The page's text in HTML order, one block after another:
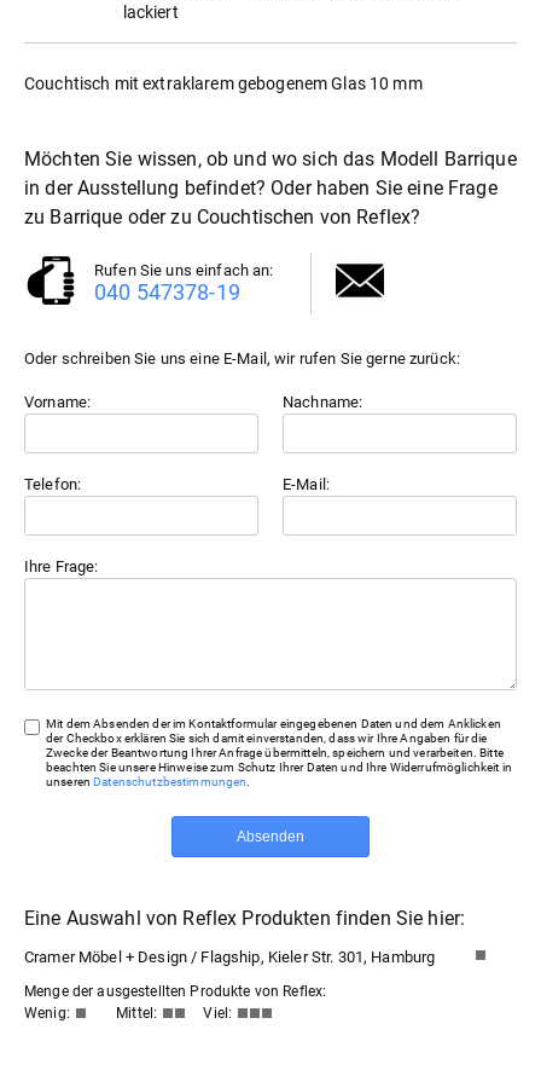
lackiert
Couchtisch mit extraklarem gebogenem Glas 10 mm
Möchten Sie wissen, ob und wo sich das Modell Barrique
in der Ausstellung befindet? Oder haben Sie eine Frage
zu Barrique oder zu Couchtische von Reflex?
Rufen Sie uns einfach an:
040 547378-19
Oder schreiben Sie uns eine E-Mail, wir rufen Sie gerne zurück:
Vorname: Nachname:
Telefon: E-Mail:
Ihre Frage:
Mit dem Absenden der im Kontaktformular eingegebenen Daten und dem Anklicken
der Checkbox erklären Sie sich damit einverstanden, dass wir Ihre Angaben für die
Zwecke der Beantwortung Ihrer Anfrage übermitteln, speichern und verarbeiten. Bitte
beachten Sie unsere Hinweise zum Schutz Ihrer Daten und Ihre Widerrufmöglichkeit in
unserenDatenschutzbestimmungen
Absenden
Eine Auswahl von Reflex Produkten finden Sie hier:
Cramer Möbel + Design / Flagship, Kieler Str. 301, Hamburg
Menge der ausgestellten Produkte von Reflex:
Wenig:
Mittel: Viel: